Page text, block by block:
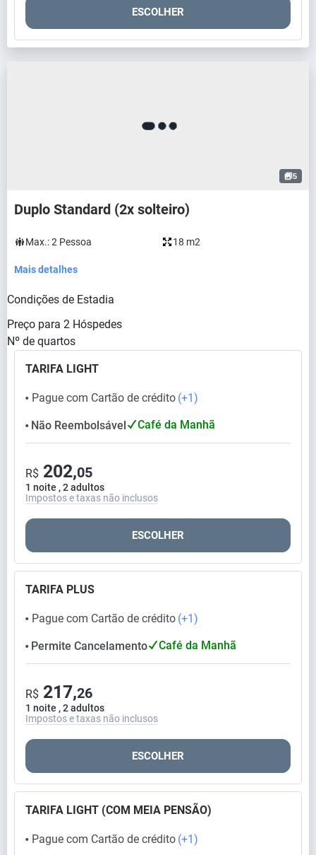
ESCOLHER
5
Duplo Standard (2x solteiro)
Max.:2 Pessoa 18 m2
Mais detalhes
Condições de Estadia
Preço para 2 Hóspedes
Nº de quartos
TARIFA LIGHT
⬤ Pague com Cartão de crédito (+1)
⬤ Não Reembolsável Café da Manhã
1 noite , 2 adultos
R$ 202,05
Impostos e taxas não inclusos
ESCOLHER
TARIFA PLUS
⬤ Pague com Cartão de crédito (+1)
⬤ Permite Cancelamento Café da Manhã
1 noite , 2 adultos
R$ 217,26
Impostos e taxas não inclusos
ESCOLHER
TARIFA LIGHT (COM MEIA PENSÃO)
⬤ Pague com Cartão de crédito (+1)